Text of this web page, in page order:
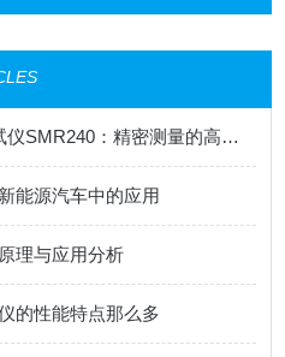
6位半高精密直流电阻测试仪SMR240：精密测量的高效之选
能源汽车中的应用
理与应用分析
的性能特点那么多